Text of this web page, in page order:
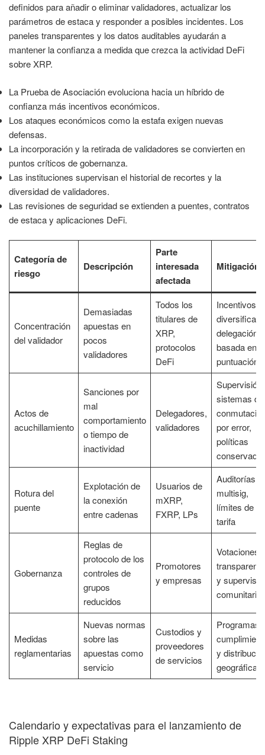
definidos para añadir o eliminar validadores, actualizar los
parámetros de estaca y responder a posibles incidentes. Los
paneles transparentes y los datos auditables ayudarán a
mantener la confianza a medida que crezca la actividad DeFi
sobre XRP.
La Prueba de Asociación evoluciona hacia un híbrido de
confianza más incentivos económicos.
Los ataques económicos como la estafa exigen nuevas
defensas.
La incorporación y la retirada de validadores se convierten en
puntos críticos de gobernanza.
Las instituciones supervisan el historial de recortes y la
diversidad de validadores.
Las revisiones de seguridad se extienden a puentes, contratos
de estaca y aplicaciones DeFi.
Categoría de
riesgo
Descripción
Parte
interesada
afectada
Mitigación
Concentración
del validador
Demasiadas
apuestas en
pocos
validadores
Todos los
titulares de
XRP,
protocolos
DeFi
Incentivos a
delegación
basada en la
puntuación
Actos de
acuchillamiento
Sanciones por
mal
comportamiento
o tiempo de
inactividad
Delegadores,
validadores
Supervisión,
sistemas de
por error,
políticas
Rotura del
puente
Explotación de
la conexión
entre cadenas
Usuarios de
mXRP,
FXRP, LPs
Auditorías,
multisig,
límites de
tarifa
Gobernanza
Reglas de
protocolo de los
controles de
grupos
reducidos
Promotores
y empresas
Votaciones
y
comunitaria
Medidas
reglamentarias
Nuevas normas
sobre las
apuestas como
servicio
Custodios y
proveedores
de servicios
Programas
y
geográfica
Calendario y expectativas para el lanzamiento de
Ripple XRP DeFi Staking